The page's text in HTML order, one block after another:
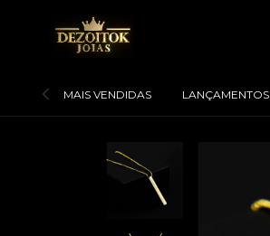
MAIS VENDIDAS LANÇAMENTOS